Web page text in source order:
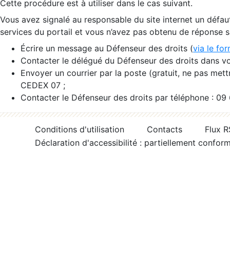
Cette procédure est à utiliser dans le cas suivant.
Vous avez signalé au responsable du site internet un
services du portail et vous n’avez pas obtenu de réponse
Écrire un message au Défenseur des droits (via le
Contacter le délégué du Défenseur des droits dans
Envoyer un courrier par la poste (gratuit, ne pas
CEDEX 07 ;
Contacter le Défenseur des droits par téléphone :
Conditions d'utilisation Contacts
Flux
Déclaration d'accessibilité : partiellement